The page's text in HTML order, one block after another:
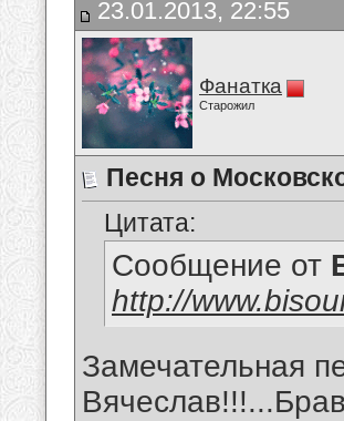
23.01.2013, 22:55
Фанатка
Старожил
Песня о
Цитата:
Сообщение от
http://
Замечательная